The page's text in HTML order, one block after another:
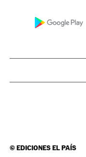
©EDICIONES EL PAÍS